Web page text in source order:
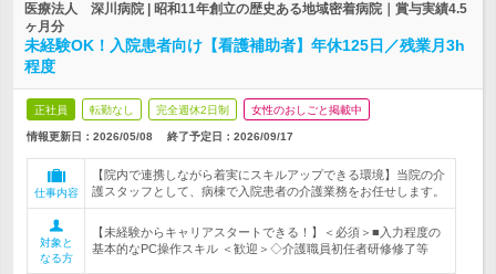
医療法人 深川病院 | 昭和11年創立の歴史ある地域密着病院｜賞与実績4.5
ヶ月分
未経験OK！入院患者向け【看護補助者】年休125日／残業月3h
程度
正社員 転勤なし 完全週休2日制 女性のおしごと掲載中
情報更新日：2026/05/08 終了予定日： 2026/09/17
仕事内容
【院内で連携しながら着実にスキルアップできる環境】当院の介
護スタッフとして、病棟で入院患者の介護業務をお任せします。
対象と
なる方
【未経験からキャリアスタートできる！】＜必須＞■入力程度の
基本的なPC操作スキル ＜歓迎＞◇介護職員初任者研修修了等